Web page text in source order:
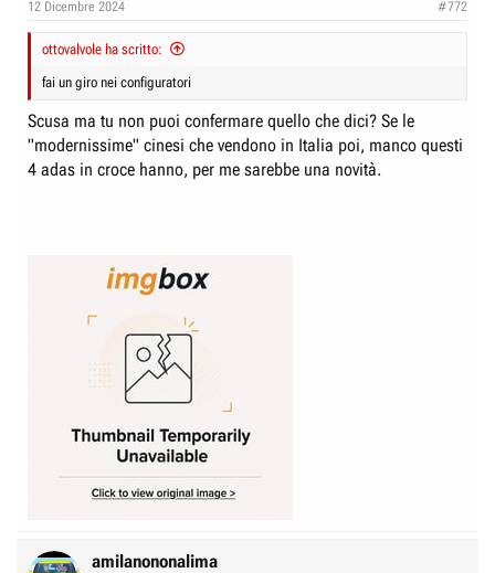
12 Dicembre 2024 #772
ottovalvole ha scritto:
fai un giro nei configuratori
Scusa ma tu non puoi confermare quello che dici? Se le
"modernissime" cinesi che vendono in Italia poi, manco questi
4 adas in croce hanno, per me sarebbe una novità.
amilanononalima